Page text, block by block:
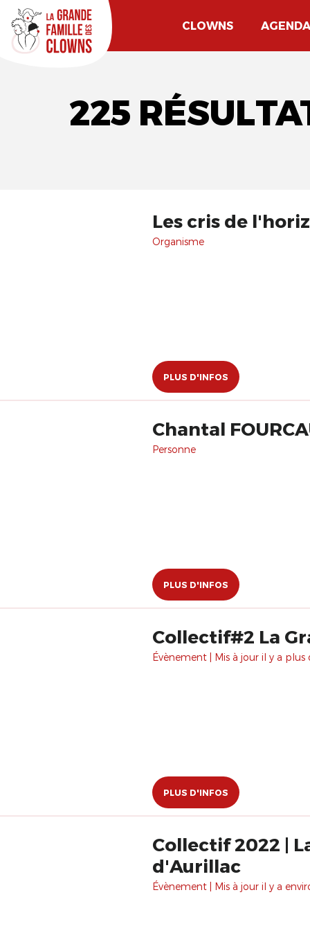
CLOWNS AGENDA
225
Les cris de
Organisme
PLUS D'INFOS
Chantal
Personne
PLUS D'INFOS
Collectif#2 La
Évènement | Mis à jour il y a plus
PLUS D'INFOS
Collectif 2022 |
d'Aurillac
Évènement | Mis à jour il y a